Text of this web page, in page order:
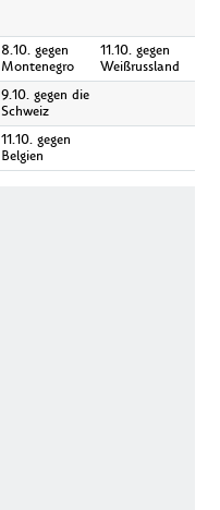
8.10. gegen
Montenegro
11.10. gegen
Weißrussland
9.10. gegen die
Schweiz
11.10. gegen
Belgien